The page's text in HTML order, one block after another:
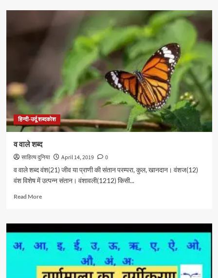
स
हिन्दी-उर्दू शब्दकोश
व वाले शब्द
साहित्य दुनिया April 14, 2019
0
व वाले शब्द वंश(21) जीव या प्राणी की संतान परम्परा, कुल, खानदान। वंशज(12)
वंश विशेष में उत्पन्न संतान। वंशावली(1212) किसी...
Read MoreRead
व
वाले
शब्द